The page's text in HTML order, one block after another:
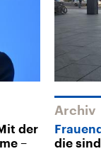
der
–
Archiv
die